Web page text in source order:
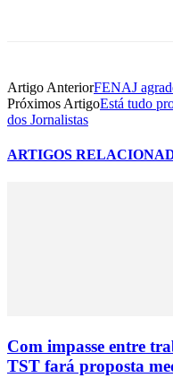
Artigo AnteriorFENAJ
Próximos ArtigoEstá tudo
dos Jornalistas
ARTIGOS
Com impasse entre
TST fará proposta